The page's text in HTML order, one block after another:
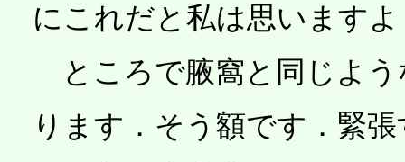
にこれだと私は思います
ところで腋窩と同じよう
ります．そう額です．緊